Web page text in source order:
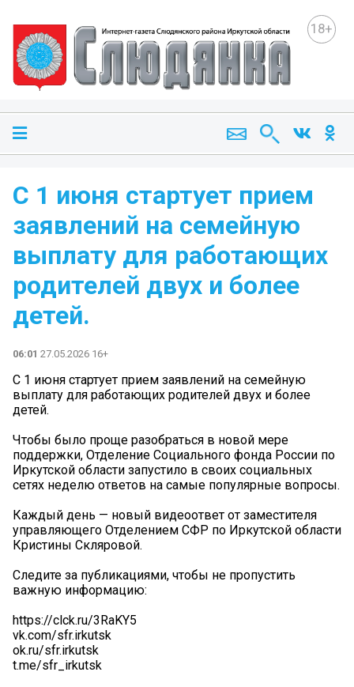
18+
С 1 июня стартует прием
заявлений на семейную
выплату для работающих
родителей двух и более
детей.
06:01 27.05.2026 16+
С 1 июня стартует прием заявлений на семейную
выплату для работающих родителей двух и более
детей.
Чтобы было проще разобраться в новой мере
поддержки, Отделение Социального фонда России по
Иркутской области запустило в своих социальных
сетях неделю ответов на самые популярные вопросы.
Каждый день — новый видеоответ от заместителя
управляющего Отделением СФР по Иркутской области
Кристины Скляровой.
Следите за публикациями, чтобы не пропустить
важную информацию:
https://clck.ru/3RaKY5
vk.com/sfr.irkutsk
ok.ru/sfr.irkutsk
t.me/sfr_irkutsk